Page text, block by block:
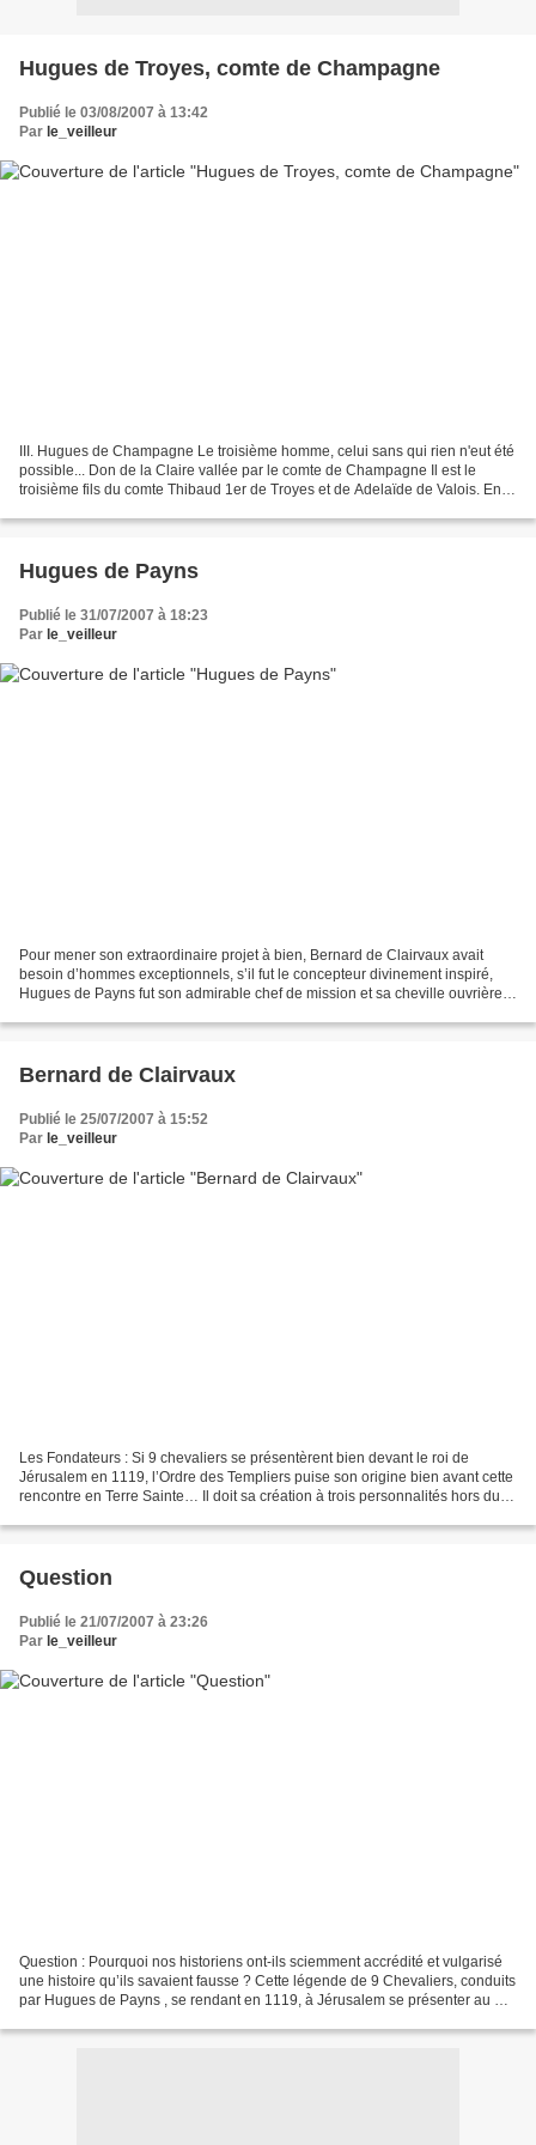
Hugues de Troyes, comte de Champagne
Publié le 03/08/2007 à 13:42
Par le_veilleur
III. Hugues de Champagne Le troisième homme, celui sans qui rien n'eut été
possible... Don de la Claire vallée par le comte de Champagne Il est le
troisième fils du comte Thibaud 1er de Troyes et de Adelaïde de Valois. En
Hugues de Payns
Publié le 31/07/2007 à 18:23
Par le_veilleur
Pour mener son extraordinaire projet à bien, Bernard de Clairvaux avait
besoin d’hommes exceptionnels, s’il fut le concepteur divinement inspiré,
Hugues de Payns fut son admirable chef de mission et sa cheville ouvrière.
Bernard de Clairvaux
Publié le 25/07/2007 à 15:52
Par le_veilleur
Les Fondateurs : Si 9 chevaliers se présentèrent bien devant le roi de
Jérusalem en 1119, l’Ordre des Templiers puise son origine bien avant cette
rencontre en Terre Sainte… Il doit sa création à trois personnalités hors du
Question
Publié le 21/07/2007 à 23:26
Par le_veilleur
Question : Pourquoi nos historiens ont-ils sciemment accrédité et vulgarisé
une histoire qu’ils savaient fausse ? Cette légende de 9 Chevaliers, conduits
par Hugues de Payns , se rendant en 1119, à Jérusalem se présenter au Roi